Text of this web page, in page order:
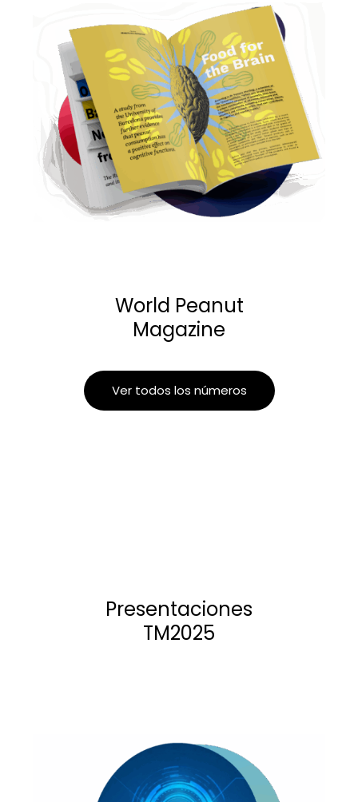
World Peanut
Magazine
Ver todos los números
Presentaciones
TM2025